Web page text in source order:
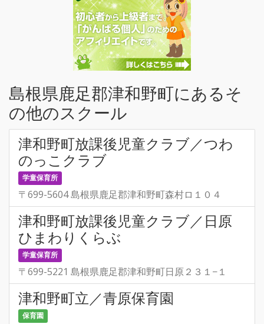
島根県鹿足郡津和野町にあるそ
の他のスクール
津和野町放課後児童クラブ／つわ
のっこクラブ
学童保育所
〒699-5604 島根県鹿足郡津和野町森村ロ１０４
津和野町放課後児童クラブ／日原
ひまわりくらぶ
学童保育所
〒699-5221 島根県鹿足郡津和野町日原２３１−１
津和野町立／青原保育園
保育園